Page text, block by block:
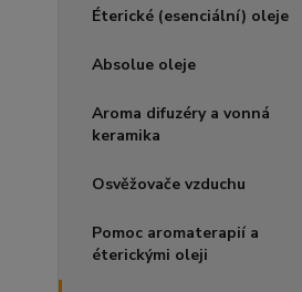
Éterické (esenciální) oleje
Absolue oleje
Aroma difuzéry a vonná
keramika
Osvěžovače vzduchu
Pomoc aromaterapií a
éterickými oleji